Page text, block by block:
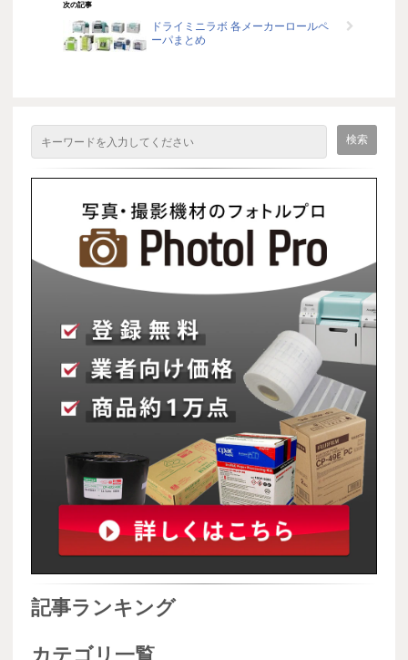
次の記事
ドライミニラボ 各メーカーロールペ
ーパまとめ
記事ランキング
カテゴリ一覧